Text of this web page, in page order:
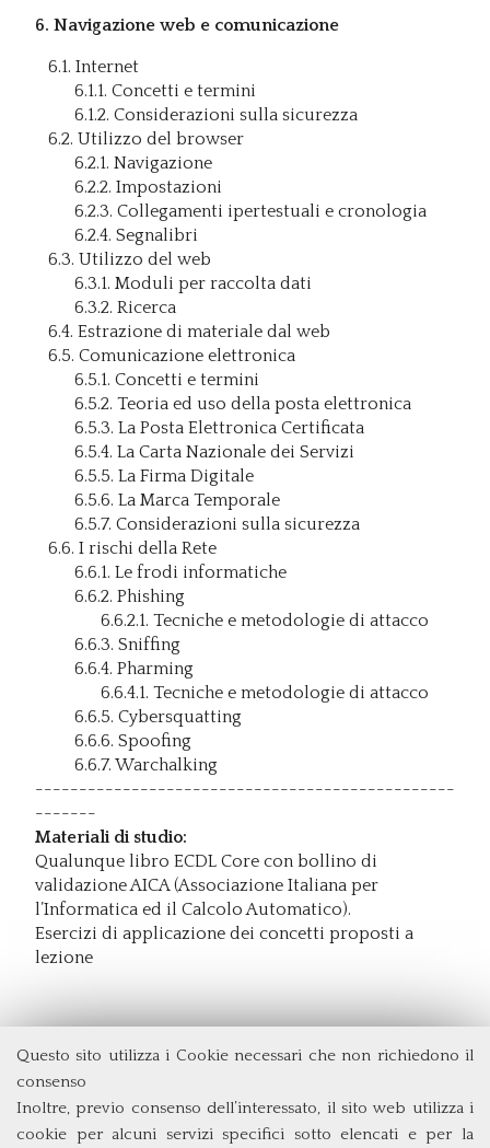
Questo sito utilizza i Cookie necessari che non richiedono il
consenso
Inoltre, previo consenso dell’interessato, il sito web utilizza i
cookie per alcuni servizi specifici sotto elencati e per la
6. Navigazione web e comunicazione
6.1. Internet
6.1.1. Concetti e termini
6.1.2. Considerazioni sulla sicurezza
6.2. Utilizzo del browser
6.2.1. Navigazione
6.2.2. Impostazioni
6.2.3. Collegamenti ipertestuali e cronologia
6.2.4. Segnalibri
6.3. Utilizzo del web
6.3.1. Moduli per raccolta dati
6.3.2. Ricerca
6.4. Estrazione di materiale dal web
6.5. Comunicazione elettronica
6.5.1. Concetti e termini
6.5.2. Teoria ed uso della posta elettronica
6.5.3. La Posta Elettronica Certificata
6.5.4. La Carta Nazionale dei Servizi
6.5.5. La Firma Digitale
6.5.6. La Marca Temporale
6.5.7. Considerazioni sulla sicurezza
6.6. I rischi della Rete
6.6.1. Le frodi informatiche
6.6.2. Phishing
6.6.2.1. Tecniche e metodologie di attacco
6.6.3. Sniffing
6.6.4. Pharming
6.6.4.1. Tecniche e metodologie di attacco
6.6.5. Cybersquatting
6.6.6. Spoofing
6.6.7. Warchalking
------------------------------------------------
-------
Materiali di studio:
Qualunque libro ECDL Core con bollino di
validazione AICA (Associazione Italiana per
l’Informatica ed il Calcolo Automatico).
Esercizi di applicazione dei concetti proposti a
lezione
Università degli Studi di Roma Tor Vergata
Via Columbia, 2